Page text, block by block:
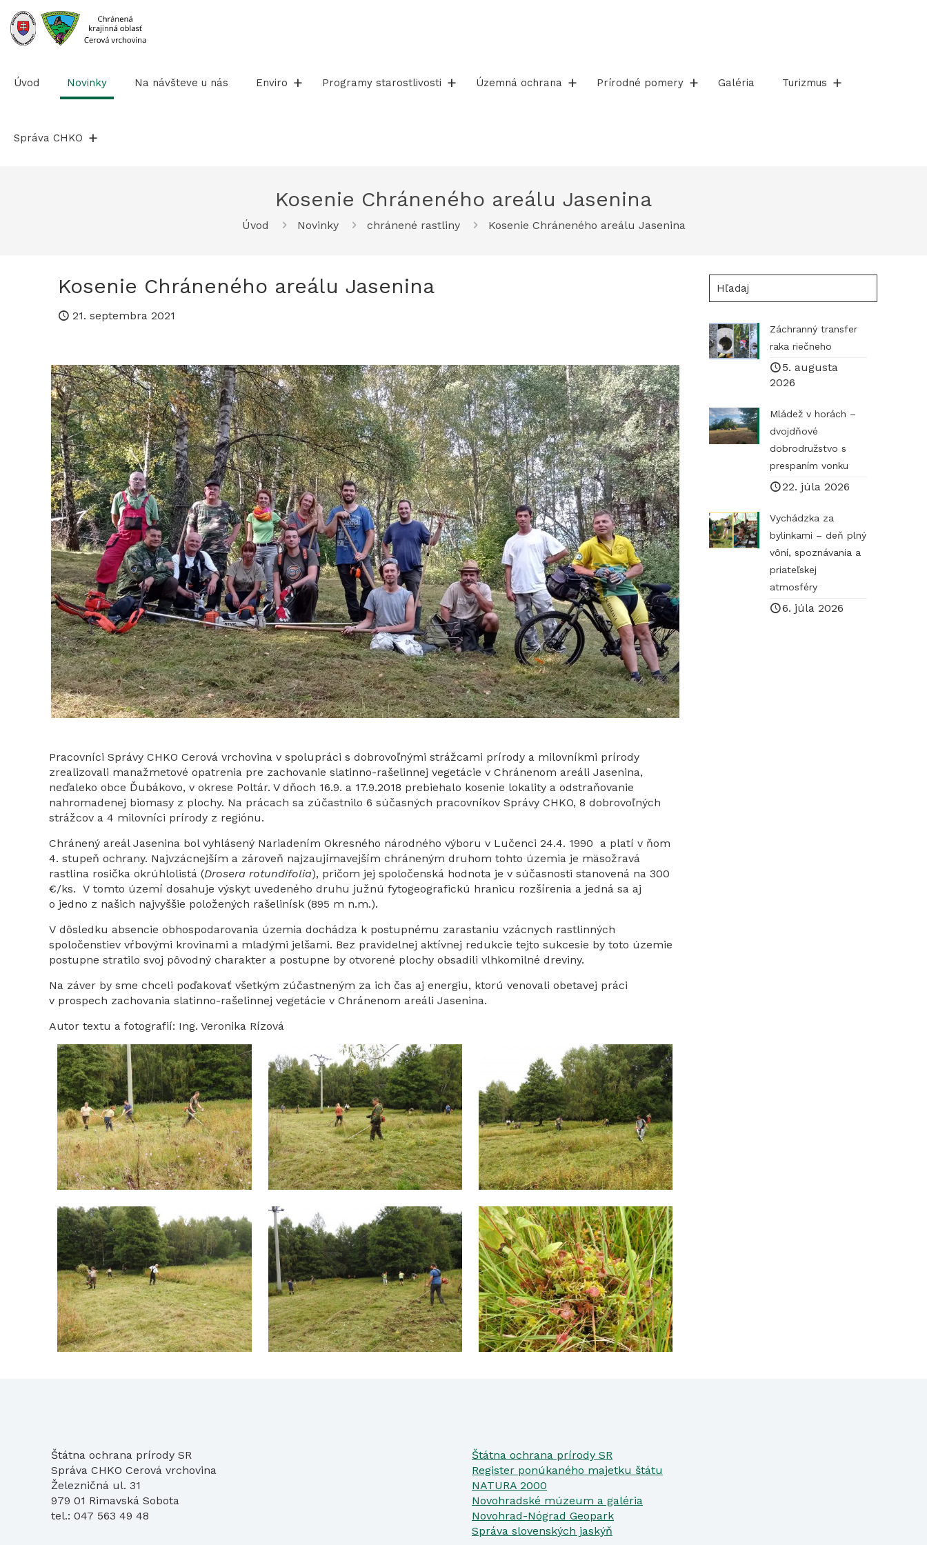
na
obsah
Úvod Novinky Na návšteve u nás Enviro Programy starostlivosti Územná ochrana Prírodné pomery Galéria Turizmus
Správa CHKO
Kosenie Chráneného areálu Jasenina
Úvod Novinky chránené rastliny Kosenie Chráneného areálu Jasenina
Kosenie Chráneného areálu Jasenina
21. septembra 2021
Pracovníci Správy CHKO Cerová vrchovina v spolupráci s dobrovoľnými strážcami prírody a milovníkmi prírody
zrealizovali manažmetové opatrenia pre zachovanie slatinno-rašelinnej vegetácie v Chránenom areáli Jasenina,
neďaleko obce Ďubákovo, v okrese Poltár. V dňoch 16.9. a 17.9.2018 prebiehalo kosenie lokality a odstraňovanie
nahromadenej biomasy z plochy. Na prácach sa zúčastnilo 6 súčasných pracovníkov Správy CHKO, 8 dobrovoľných
strážcov a 4 milovníci prírody z regiónu.
Chránený areál Jasenina bol vyhlásený Nariadením Okresného národného výboru v Lučenci 24.4. 1990 a platí v ňom
4. stupeň ochrany. Najvzácnejším a zároveň najzaujímavejším chráneným druhom tohto územia je mäsožravá
rastlina rosička okrúhlolistá (Drosera rotundifolia), pričom jej spoločenská hodnota je v súčasnosti stanovená na 300
€/ks. V tomto území dosahuje výskyt uvedeného druhu južnú fytogeografickú hranicu rozšírenia a jedná sa aj
o jedno z našich najvyššie položených rašelinísk (895 m n.m.).
V dôsledku absencie obhospodarovania územia dochádza k postupnému zarastaniu vzácnych rastlinných
spoločenstiev vŕbovými krovinami a mladými jelšami. Bez pravidelnej aktívnej redukcie tejto sukcesie by toto územie
postupne stratilo svoj pôvodný charakter a postupne by otvorené plochy obsadili vlhkomilné dreviny.
Na záver by sme chceli poďakovať všetkým zúčastneným za ich čas aj energiu, ktorú venovali obetavej práci
v prospech zachovania slatinno-rašelinnej vegetácie v Chránenom areáli Jasenina.
Autor textu a fotografií: Ing. Veronika Rízová
Hľadaj
Záchranný transfer
raka riečneho
5. augusta
2026
Mládež v horách –
dvojdňové
dobrodružstvo s
prespaním vonku
22. júla 2026
Vychádzka za
bylinkami – deň plný
vôní, spoznávania a
priateľskej
atmosféry
6. júla 2026
Štátna ochrana prírody SR
Správa CHKO Cerová vrchovina
Železničná ul. 31
979 01 Rimavská Sobota
tel.: 047 563 49 48
Štátna ochrana prírody SR
Register ponúkaného majetku štátu
NATURA 2000
Novohradské múzeum a galéria
Novohrad-Nógrad Geopark
Správa slovenských jaskýň